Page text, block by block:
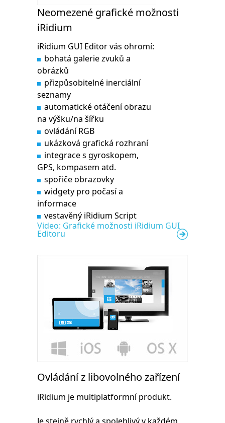
Neomezené grafické možnosti
iRidium
iRidium GUI Editor vás ohromí:
bohatá galerie zvuků a
obrázků
přizpůsobitelné inerciální
seznamy
automatické otáčení obrazu
na výšku/na šířku
ovládání RGB
ukázková grafická rozhraní
integrace s gyroskopem,
GPS, kompasem atd.
spořiče obrazovky
widgety pro počasí a
informace
vestavěný iRidium Script
Video: Grafické možnosti iRidium GUI
Editoru
Ovládání z libovolného zařízení
iRidium je multiplatformní produkt.